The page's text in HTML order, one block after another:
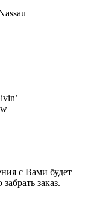
с Вами будет
заказ.